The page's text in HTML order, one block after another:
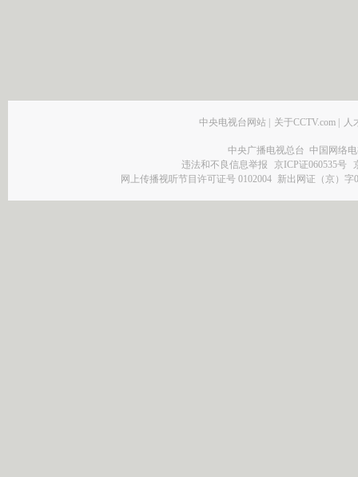
中央电视台网站 | 关于CCTV.com | 人
中央广播电视总台 中国网络
违法和不良信息举报
京ICP证060535号
网上传播视听节目许可证号 0102004 新出网证（京）